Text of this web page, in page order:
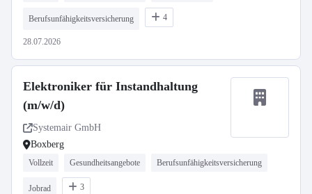
Berufsunfähigkeitsversicherung 4
28.07.2026
Elektroniker für Instandhaltung
(m/w/d)
Systemair GmbH
Boxberg
Vollzeit Gesundheitsangebote Berufsunfähigkeitsversicherung
Jobrad 3